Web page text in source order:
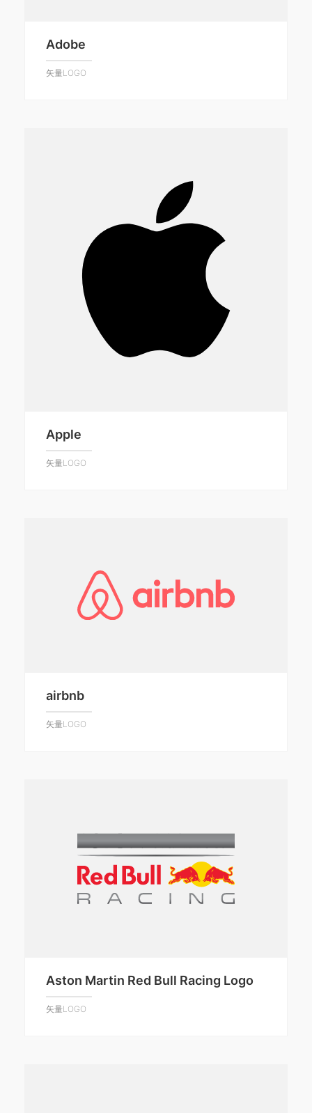
Adobe
矢量LOGO
Apple
矢量LOGO
airbnb
矢量LOGO
Aston Martin Red Bull Racing Logo
矢量LOGO